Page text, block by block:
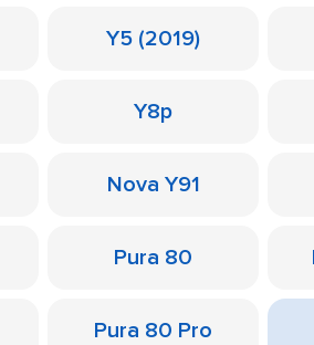
Y5 (2019)
Y8p
Nova Y91
Pura 80
Pura 80 Pro